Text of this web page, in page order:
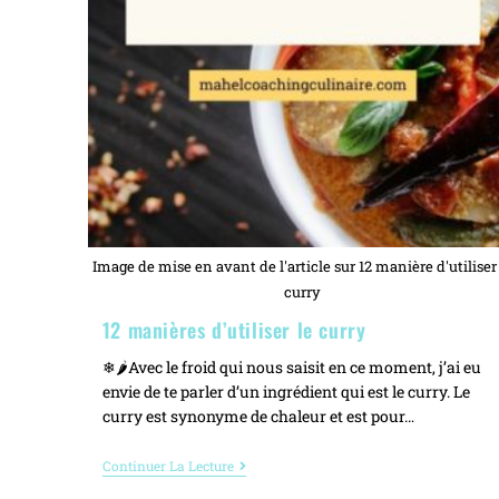
Image de mise en avant de l'article sur 12 manière
curry
12 manières d’utiliser le curry
❄🌶Avec le froid qui nous saisit en ce moment, j’ai eu
envie de te parler d’un ingrédient qui est le curry. Le
curry est synonyme de chaleur et est pour…
Continuer La Lecture